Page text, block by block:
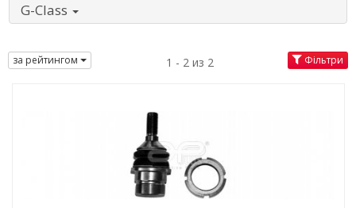
G-Class
за рейтингом 1 - 2 из 2 Фільтри